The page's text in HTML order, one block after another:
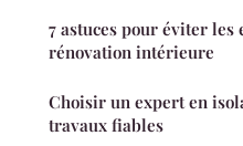
7 astuces pour éviter
rénovation intérieure
Choisir un expert en
travaux fiables